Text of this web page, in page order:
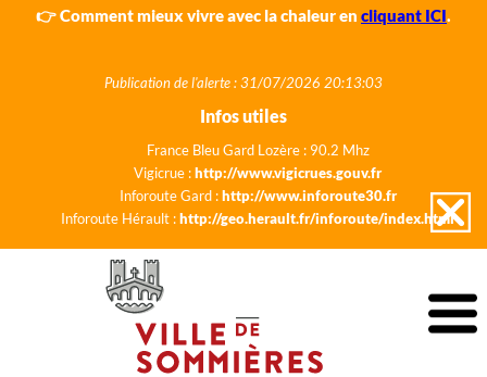
👉 Comment mieux vivre avec la chaleur en cliquant ICI.
Publication de l'alerte : 31/07/2026 20:13:03
Infos utiles
France Bleu Gard Lozère : 90.2 Mhz
Vigicrue :http://www.vigicrues.gouv.fr
Inforoute Gard :http://www.inforoute30.fr
Inforoute Hérault :http://geo.herault.fr/inforoute/index.html